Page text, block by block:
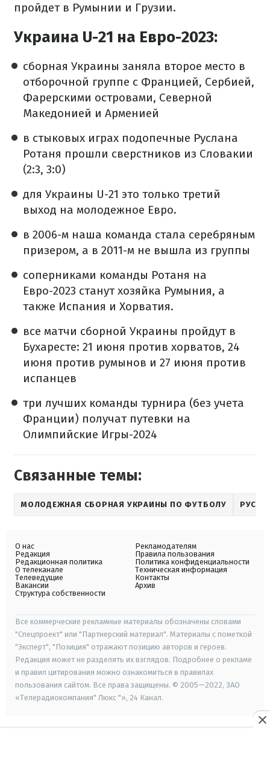
пройдет в Румынии и Грузии.
Украина U-21 на Евро-2023:
сборная Украины заняла второе место в
отборочной группе с Францией, Сербией,
Фарерскими островами, Северной
Македонией и Арменией
в стыковых играх подопечные Руслана
Ротаня прошли сверстников из Словакии
(2:3, 3:0)
для Украины U-21 это только третий
выход на молодежное Евро.
в 2006-м наша команда стала серебряным
призером, а в 2011-м не вышла из группы
соперниками команды Ротаня на
Евро-2023 станут хозяйка Румыния, а
также Испания и Хорватия.
все матчи сборной Украины пройдут в
Бухаресте: 21 июня против хорватов, 24
июня против румынов и 27 июня против
испанцев
три лучших команды турнира (без учета
Франции) получат путевки на
Олимпийские Игры-2024
Связанные темы:
МОЛОДЕЖНАЯ СБОРНАЯ УКРАИНЫ ПО ФУТБОЛУ
О нас
Редакция
Редакционная политика
О телеканале
Телеведущие
Вакансии
Структура собственности
Рекламодателям
Правила пользования
Политика конфиденциальности
Техническая информация
Контакты
Архив
Все коммерческие рекламные материалы обозначены словами
"Спецпроект" или "Партнерский материал". Материалы с пометкой
"Эксперт", "Позиция" отражают позицию авторов и героев.
Редакция может не разделять их взглядов. Подробнее о рекламе
и правил цитирования можно ознакомиться в правилах
пользования сайтом. Все права защищены. © 2005—2022, ЗАО
«Телерадиокомпания" Люкс "», 24 Канал.